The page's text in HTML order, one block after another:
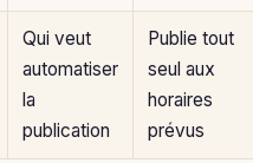
Qui veut
automatiser
la
publication
Publie tout
seul aux
horaires
prévus